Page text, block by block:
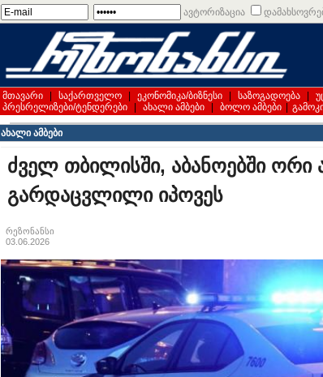
ავტორიზაცია
მთავარი საქართველო ეკონომიკა/ბიზნესი საზოგადოება
პრესრელიზები/ტენდერები
ახალი ამბები ბოლო ამბები
ახალი ამბები
ძველ თბილისში, აბანოებში ორი
გარდაცვლილი იპოვეს
რეზონანსი
03.06.2026